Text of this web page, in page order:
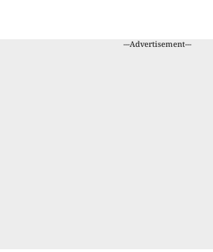
---Advertisement---